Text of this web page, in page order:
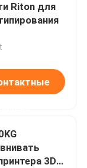
Riton для
3D